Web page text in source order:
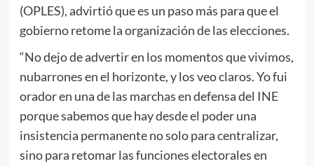
(OPLES), advirtió que es un paso más para que el
gobierno retome la organización de las elecciones.
“No dejo de advertir en los momentos que vivimos,
nubarrones en el horizonte, y los veo claros. Yo fui
orador en una de las marchas en defensa del INE
porque sabemos que hay desde el poder una
insistencia permanente no solo para centralizar,
sino para retomar las funciones electorales en